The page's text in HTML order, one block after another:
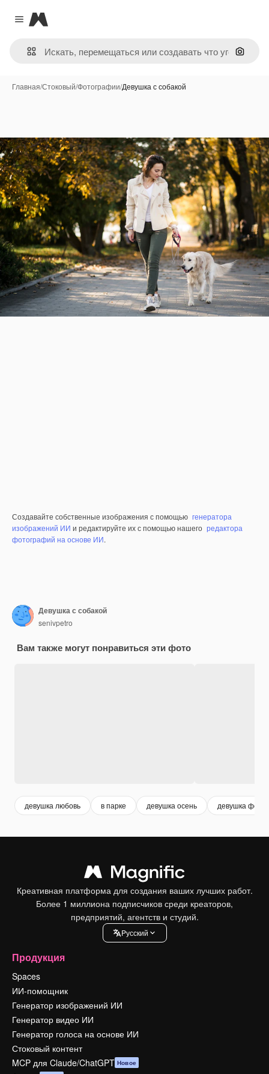
Close menu
Magnific
Поиск
Главная/Стоковый/Фотографии/Девушка с собакой
Создавайте собственные изображения с помощью генератора
изображений ИИ и редактируйте их с помощью нашего редактора
фотографий на основе ИИ.
Девушка с собакой
senivpetro
Вам также могут понравиться эти фото
девушка любовь в парке девушка осень девушка фон
Креативная платформа для создания ваших лучших работ.
Более 1 миллиона подписчиков среди креаторов,
предприятий, агентств и студий.
Pусский
Продукция
Spaces
ИИ-помощник
Генератор изображений ИИ
Генератор видео ИИ
Генератор голоса на основе ИИ
Стоковый контент
MCP для Claude/ChatGPT Новое